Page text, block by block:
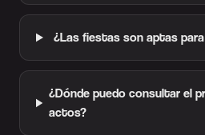
¿Las fiestas son aptas
¿Dónde puedo consultar el
actos?